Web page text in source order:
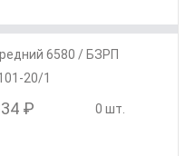
6580 / БЗРП
20/1
₽ 0 шт.